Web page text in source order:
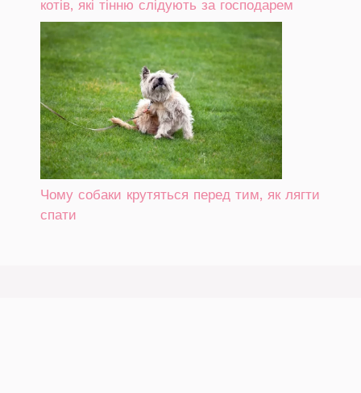
котів, які тінню слідують за господарем
Чому собаки крутяться перед тим, як лягти
спати